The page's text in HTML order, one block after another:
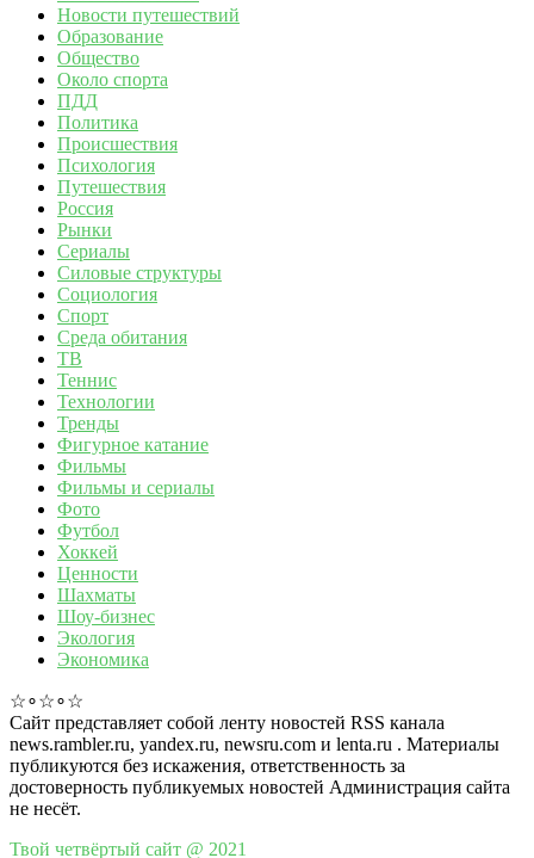
Новости путешествий
Образование
Общество
Около спорта
ПДД
Политика
Происшествия
Психология
Путешествия
Россия
Рынки
Сериалы
Силовые структуры
Социология
Спорт
Среда обитания
ТВ
Теннис
Технологии
Тренды
Фигурное катание
Фильмы
Фильмы и сериалы
Фото
Футбол
Хоккей
Ценности
Шахматы
Шоу-бизнес
Экология
Экономика
☆∘☆∘☆
Сайт представляет собой ленту новостей RSS канала
news.rambler.ru, yandex.ru, newsru.com и lenta.ru . Материалы
публикуются без искажения, ответственность за
достоверность публикуемых новостей Администрация сайта
не несёт.
Твой четвёртый сайт @ 2021